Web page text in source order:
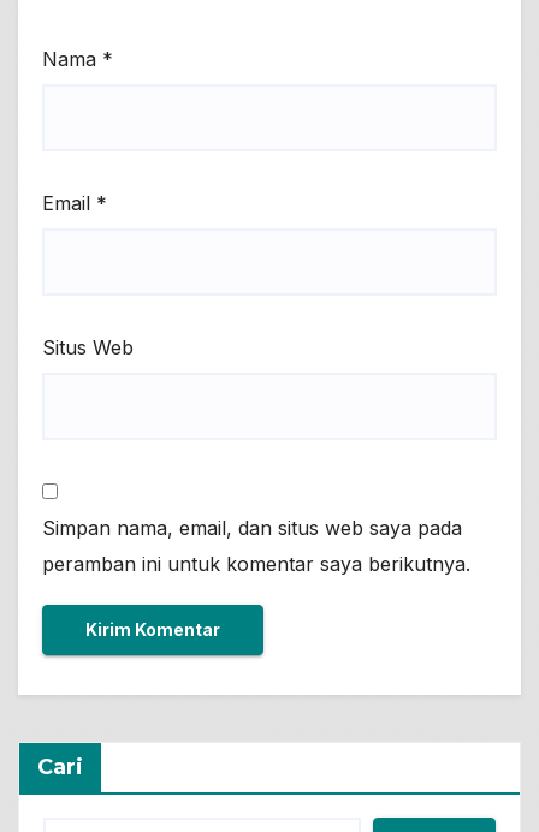
Nama *
Email *
Situs Web
Simpan nama, email, dan situs web saya pada
peramban ini untuk komentar saya berikutnya.
Cari